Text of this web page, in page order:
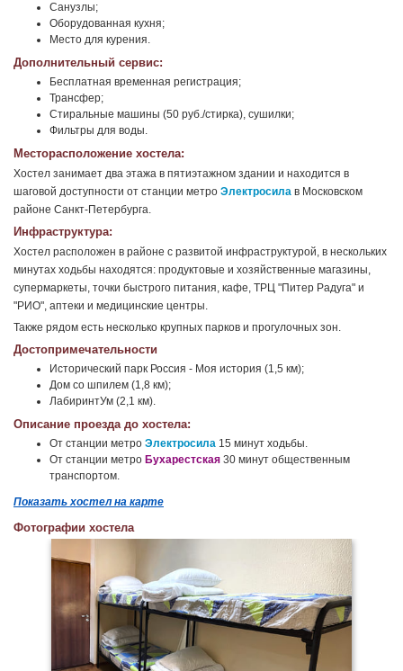
Санузлы;
Оборудованная кухня;
Место для курения.
Дополнительный сервис:
Бесплатная временная регистрация;
Трансфер;
Стиральные машины (50 руб./стирка), сушилки;
Фильтры для воды.
Месторасположение хостела:
Хостел занимает два этажа в пятиэтажном здании и находится в
шаговой доступности от станции метро Электросила в Московском
районе Санкт-Петербурга.
Инфраструктура:
Хостел расположен в районе с развитой инфраструктурой, в нескольких
минутах ходьбы находятся: продуктовые и хозяйственные магазины,
супермаркеты, точки быстрого питания, кафе, ТРЦ "Питер Радуга" и
"РИО", аптеки и медицинские центры.
Также рядом есть несколько крупных парков и прогулочных зон.
Достопримечательности
Исторический парк Россия - Моя история (1,5 км);
Дом со шпилем (1,8 км);
ЛабиринтУм (2,1 км).
Описание проезда до хостела:
От станции метро Электросила 15 минут ходьбы.
От станции метро Бухарестская 30 минут общественным
транспортом.
Показать хостел на карте
Фотографии хостела